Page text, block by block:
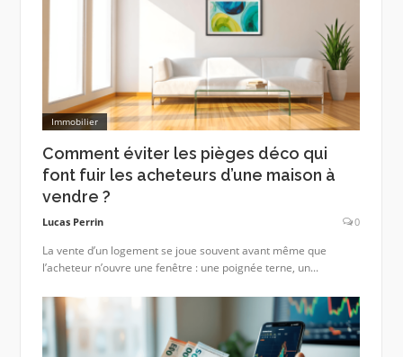
Immobilier
Comment éviter les pièges déco qui
font fuir les acheteurs d’une maison à
vendre ?
Lucas Perrin 0
La vente d’un logement se joue souvent avant même que
l’acheteur n’ouvre une fenêtre : une poignée terne, un...